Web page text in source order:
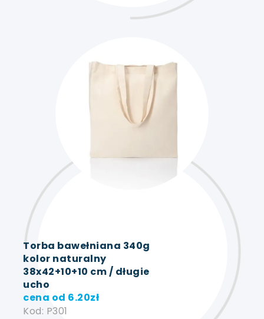
Torba bawełniana 340g
kolor naturalny
38x42+10+10 cm / długie
ucho
cena od 6.20zł
Kod: P301